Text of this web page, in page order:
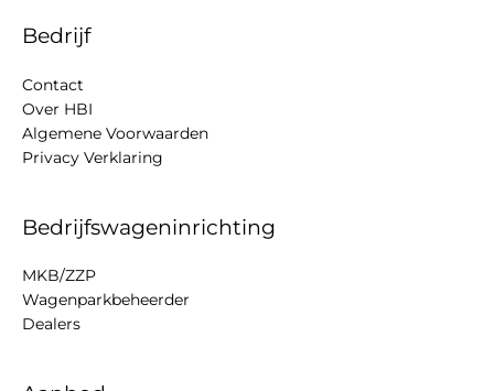
Bedrijf
Contact
Over HBI
Algemene Voorwaarden
Privacy Verklaring
Bedrijfswageninrichting
MKB/ZZP
Wagenparkbeheerder
Dealers